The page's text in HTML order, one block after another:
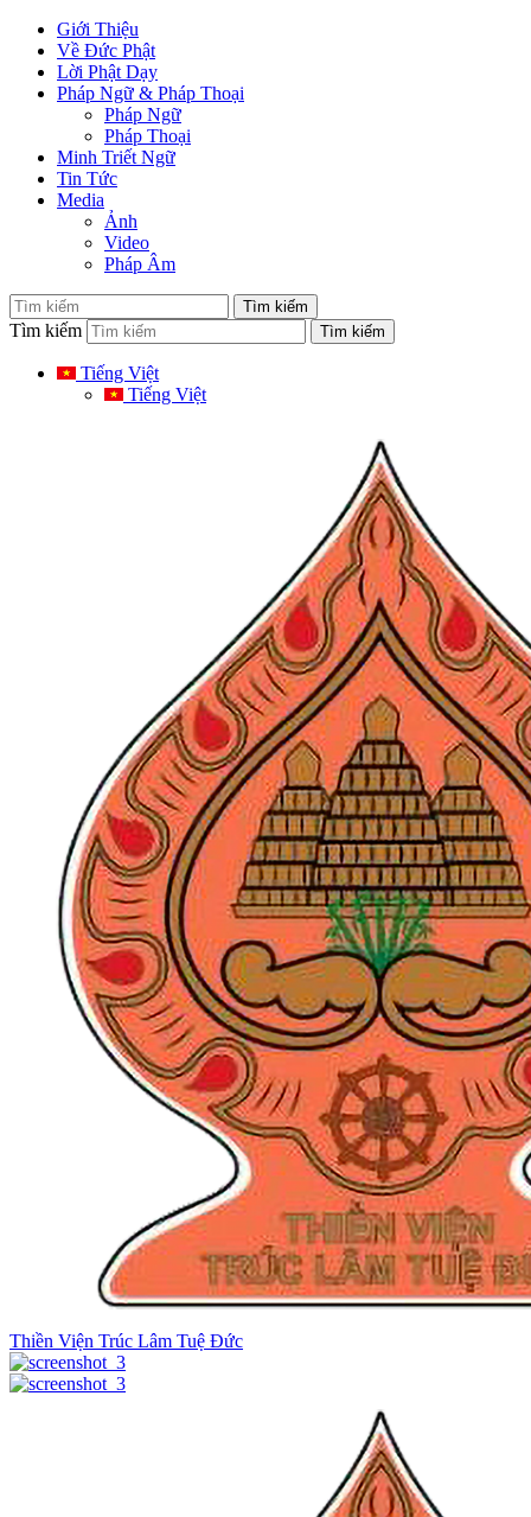
Giới Thiệu
Về Đức Phật
Lời Phật Dạy
Pháp Ngữ & Pháp Thoại
Pháp Ngữ
Pháp Thoại
Minh Triết Ngữ
Tin Tức
Media
Ảnh
Video
Pháp Âm
Tìm kiếm
Tiếng Việt
Tiếng Việt
Thiền Viện Trúc Lâm Tuệ Đức